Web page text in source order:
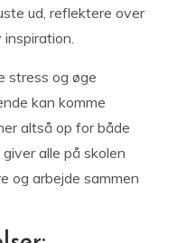
ud, reflektere over
stress og øge
kan komme
altså op for både
alle på skolen
og arbejde sammen